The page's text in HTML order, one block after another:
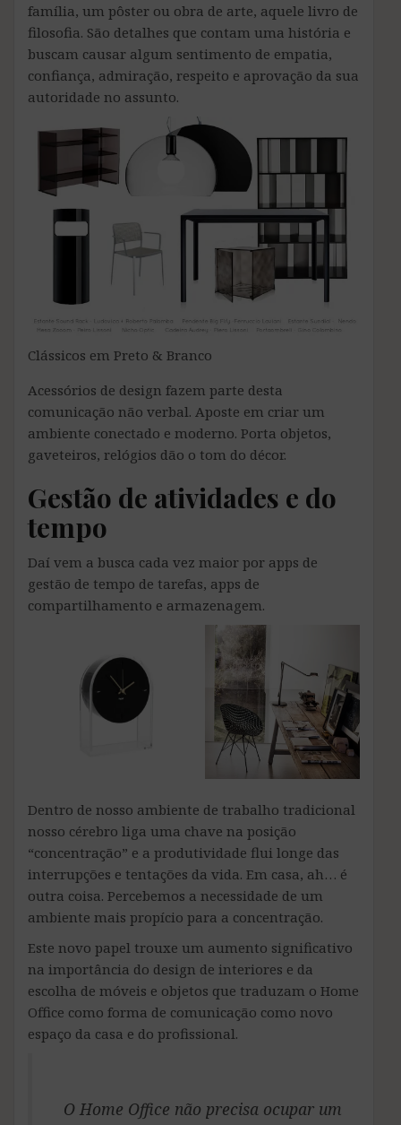
família, um pôster ou obra de arte, aquele livro de
filosofia. São detalhes que contam uma história e
buscam causar algum sentimento de empatia,
confiança, admiração, respeito e aprovação da sua
autoridade no assunto.
Clássicos em Preto & Branco
Acessórios de design fazem parte desta
comunicação não verbal. Aposte em criar um
ambiente conectado e moderno. Porta objetos,
gaveteiros, relógios dão o tom do décor.
Gestão de atividades e do
tempo
Daí vem a busca cada vez maior por apps de
gestão de tempo de tarefas, apps de
compartilhamento e armazenagem.
Dentro de nosso ambiente de trabalho tradicional
nosso cérebro liga uma chave na posição
“concentração” e a produtividade flui longe das
interrupções e tentações da vida. Em casa, ah… é
outra coisa. Percebemos a necessidade de um
ambiente mais propício para a concentração.
Este novo papel trouxe um aumento significativo
na importância do design de interiores e da
escolha de móveis e objetos que traduzam o Home
Office como forma de comunicação como novo
espaço da casa e do profissional.
O Home Office não precisa ocupar um